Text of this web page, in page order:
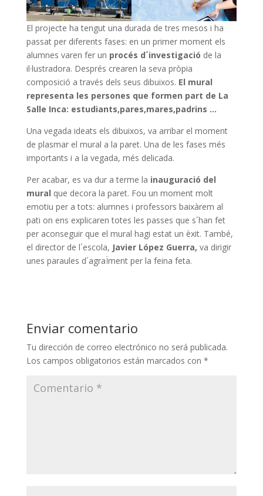
El projecte ha tengut una durada de tres mesos i ha
passat per diferents fases: en un primer moment els
alumnes varen fer un procés d´investigació de la
il·lustradora. Després crearen la seva pròpia
composició a través dels seus dibuixos. El mural
representa les persones que formen part de La
Salle Inca: estudiants,pares,mares,padrins …
Una vegada ideats els dibuixos, va arribar el moment
de plasmar el mural a la paret. Una de les fases més
importants i a la vegada, més delicada.
Per acabar, es va dur a terme la inauguració del
mural que decora la paret. Fou un moment molt
emotiu per a tots: alumnes i professors baixàrem al
pati on ens explicaren totes les passes que s´han fet
per aconseguir que el mural hagi estat un èxit. També,
el director de l´escola, Javier López Guerra, va dirigir
unes paraules d´agraÏment per la feina feta.
Enviar comentario
Tu dirección de correo electrónico no será publicada.
Los campos obligatorios están marcados con *